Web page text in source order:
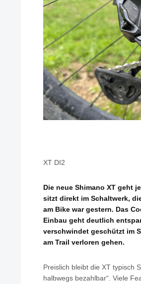
XT DI2
Die neue Shimano XT geht
sitzt direkt im Schaltwerk,
am Bike war gestern. Das
Einbau geht deutlich
verschwindet geschützt im
am Trail verloren gehen.
Preislich bleibt die XT typisch
halbwegs bezahlbar“. Viele